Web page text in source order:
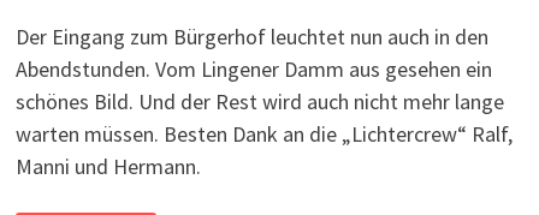
Der Eingang zum Bürgerhof leuchtet nun auch in den
Abendstunden. Vom Lingener Damm aus gesehen ein
schönes Bild. Und der Rest wird auch nicht mehr lange
warten müssen. Besten Dank an die „Lichtercrew“ Ralf,
Manni und Hermann.